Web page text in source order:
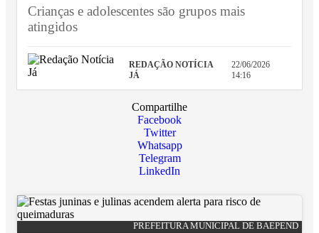
Crianças e adolescentes são grupos mais
atingidos
REDAÇÃO NOTÍCIA
JÁ
22/06/2026
14:16
Compartilhe
Facebook
Twitter
Whatsapp
Telegram
LinkedIn
PREFEITURA MUNICIPAL DE BAEPEND